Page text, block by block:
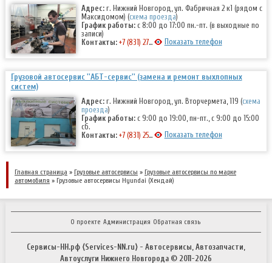
Адрес: г. Нижний Новгород, ул. Фабричная 2 к1 (рядом с
Максидомом) (схема проезда)
График работы:с 8:00 до 17:00 пн.-пт. (в выходные по
записи)
Контакты: +7 (831) 272-55-24 Показать телефон
Грузовой автосервис ''АБТ-сервис'' (замена и ремонт выхлопных
систем)
Адрес: г. Нижний Новгород, ул. Вторчермета, 119 (схема
проезда)
График работы: с 9:00 до 19:00, пн-пт., с 9:00 до 15:00
сб.
Контакты: +7 (831) 257-73-63 ,+7 (831) 415-13-48
Показать телефон
Главная страница » Грузовые автосервисы » Грузовые автосервисы по марке
автомобиля » Грузовые автосервисы Hyundai (Хендай)
О проекте Администрация Обратная связь
Сервисы-НН.рф ⟨Services-NN.ru⟩ - Автосервисы, Автозапчасти,
Автоуслуги Нижнего Новгорода © 2011-2026